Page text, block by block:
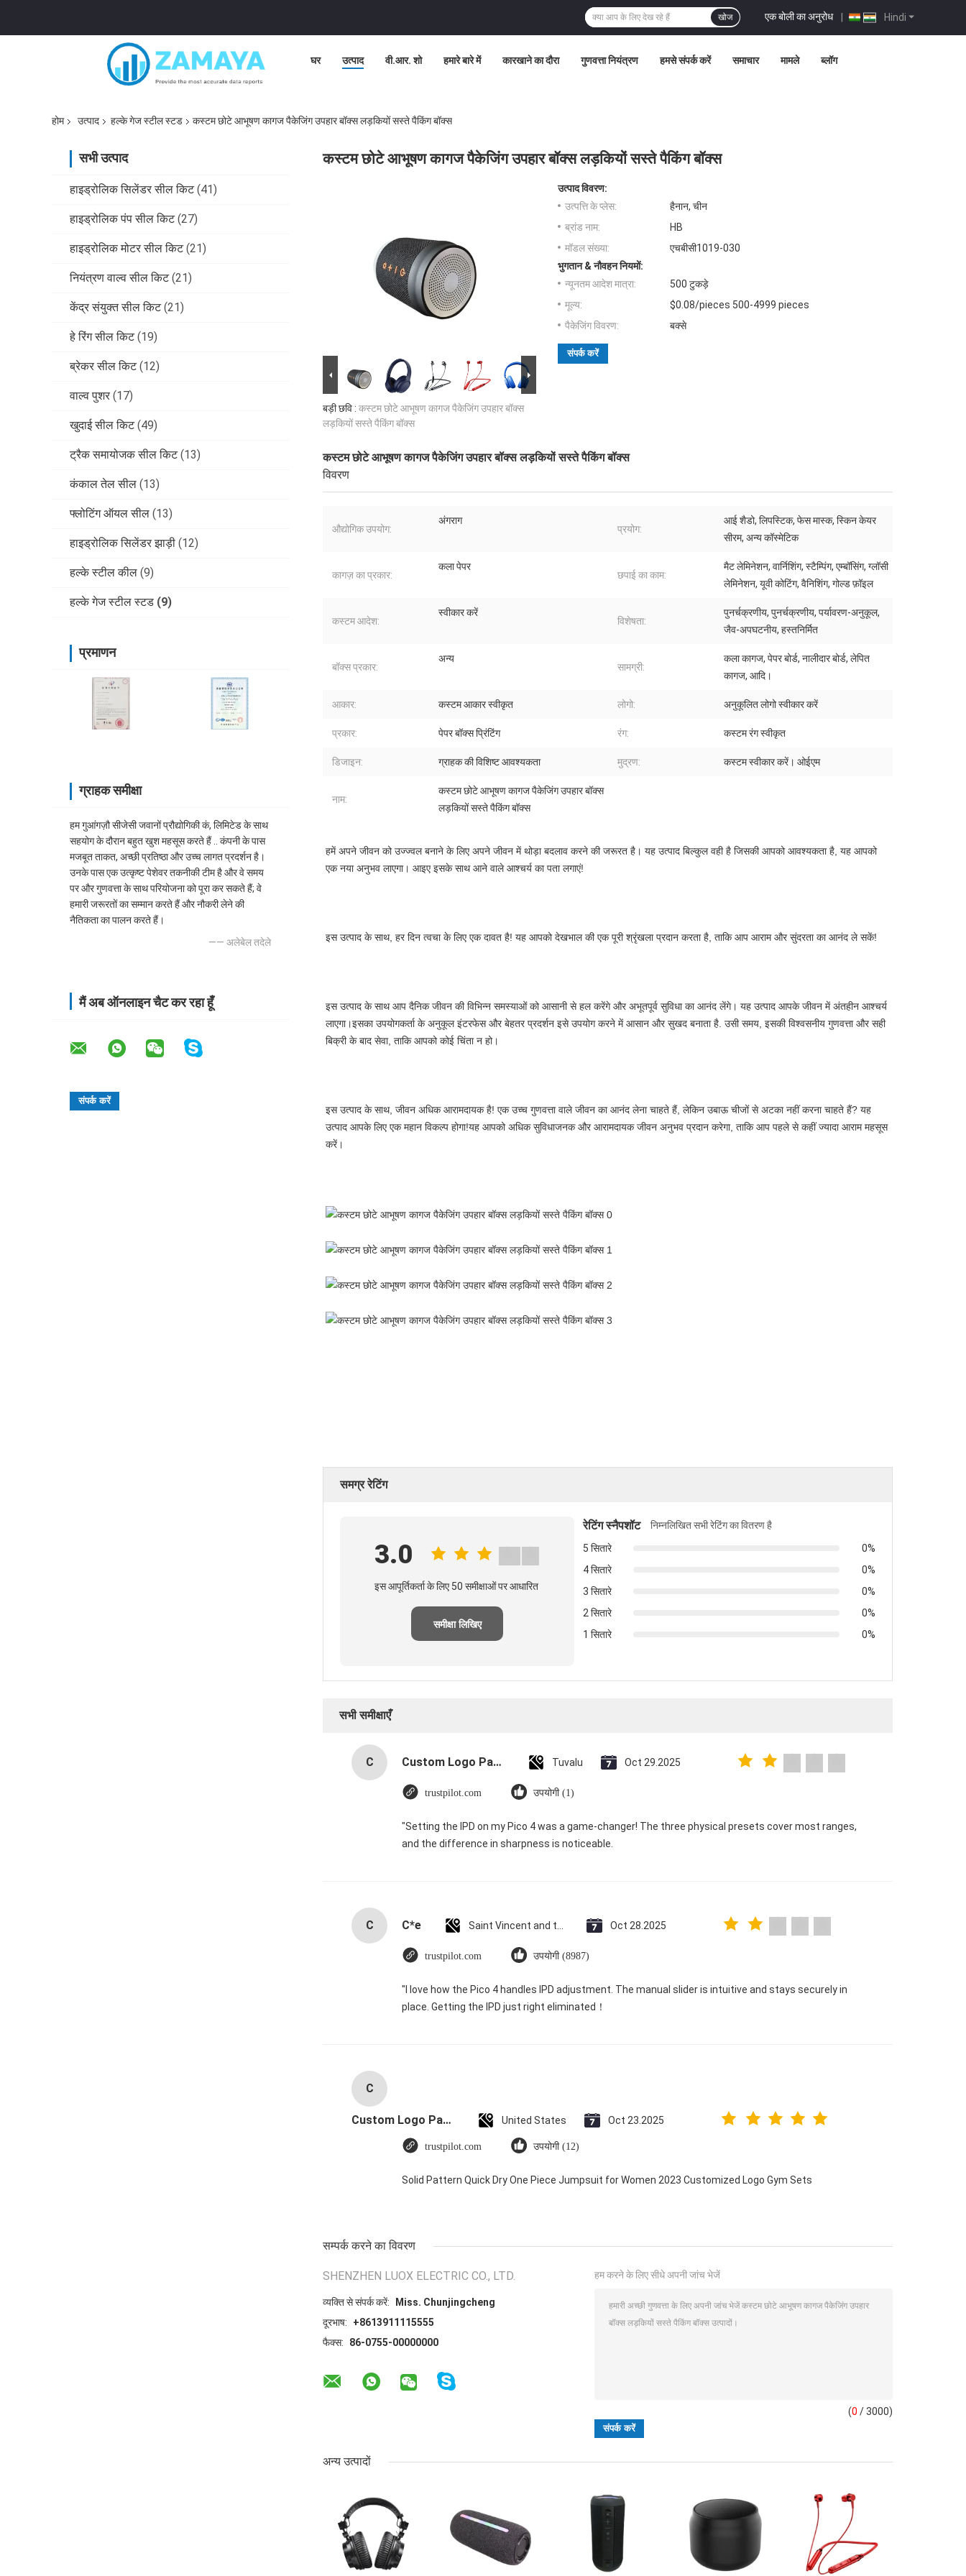
Hindi
एक बोली का अनुरोध |
खोज
घर उत्पाद वी.आर. शो हमारे बारे में कारखाने का दौरा गुणवत्ता नियंत्रण हमसे संपर्क करें समाचार मामले ब्लॉग
होम उत्पाद हल्के गेज स्टील स्टड कस्टम छोटे आभूषण कागज पैकेजिंग उपहार बॉक्स लड़कियों सस्ते पैकिंग बॉक्स
सभी उत्पाद
हाइड्रोलिक सिलेंडर सील किट (41)
हाइड्रोलिक पंप सील किट (27)
हाइड्रोलिक मोटर सील किट (21)
नियंत्रण वाल्व सील किट (21)
केंद्र संयुक्त सील किट (21)
हे रिंग सील किट (19)
ब्रेकर सील किट (12)
वाल्व पुशर (17)
खुदाई सील किट (49)
ट्रैक समायोजक सील किट (13)
कंकाल तेल सील (13)
फ्लोटिंग ऑयल सील (13)
हाइड्रोलिक सिलेंडर झाड़ी (12)
हल्के स्टील कील (9)
हल्के गेज स्टील स्टड (9)
प्रमाणन
ग्राहक समीक्षा
हम गुआंगज़ौ सीजेसी जवानों प्रौद्योगिकी कं, लिमिटेड के साथ
सहयोग के दौरान बहुत खुश महसूस करते हैं .. कंपनी के पास
मजबूत ताकत, अच्छी प्रतिष्ठा और उच्च लागत प्रदर्शन है।
उनके पास एक उत्कृष्ट पेशेवर तकनीकी टीम है और वे समय
पर और गुणवत्ता के साथ परियोजना को पूरा कर सकते हैं; वे
हमारी जरूरतों का सम्मान करते हैं और नौकरी लेने की
नैतिकता का पालन करते हैं।
—— अलेबेल तदेले
मैं अब ऑनलाइन चैट कर रहा हूँ
कस्टम छोटे आभूषण कागज पैकेजिंग उपहार बॉक्स लड़कियों सस्ते पैकिंग बॉक्स
बड़ी छवि : कस्टम छोटे आभूषण कागज पैकेजिंग उपहार बॉक्स
लड़कियों सस्ते पैकिंग बॉक्स
उत्पाद विवरण:
उत्पत्ति के प्लेस:
हैनान, चीन
ब्रांड नाम:
HB
मॉडल संख्या:
एचबीसी1019-030
भुगतान & नौवहन नियमों:
न्यूनतम आदेश मात्रा:
500 टुकड़े
मूल्य:
$0.08/pieces 500-4999 pieces
पैकेजिंग विवरण:
बक्से
संपर्क करें
कस्टम छोटे आभूषण कागज पैकेजिंग उपहार बॉक्स लड़कियों सस्ते पैकिंग बॉक्स
विवरण
औद्योगिक उपयोग:
अंगराग
प्रयोग:
आई शैडो, लिपस्टिक, फेस मास्क, स्किन केयर
सीरम, अन्य कॉस्मेटिक
कागज़ का प्रकार:
कला पेपर
छपाई का काम:
मैट लेमिनेशन, वार्निशिंग, स्टैम्पिंग, एम्बॉसिंग, ग्लॉसी
लेमिनेशन, यूवी कोटिंग, वैनिशिंग, गोल्ड फ़ॉइल
कस्टम आदेश:
स्वीकार करें
विशेषता:
पुनर्चक्रणीय, पुनर्चक्रणीय, पर्यावरण-अनुकूल,
जैव-अपघटनीय, हस्तनिर्मित
बॉक्स प्रकार:
अन्य
सामग्री:
कला कागज, पेपर बोर्ड, नालीदार बोर्ड, लेपित
कागज, आदि।
आकार: कस्टम आकार स्वीकृत लोगो: अनुकूलित लोगो स्वीकार करें
प्रकार: पेपर बॉक्स प्रिंटिंग रंग: कस्टम रंग स्वीकृत
डिजाइन: ग्राहक की विशिष्ट आवश्यकता मुद्रण: कस्टम स्वीकार करें। ओईएम
नाम:
कस्टम छोटे आभूषण कागज पैकेजिंग उपहार बॉक्स
लड़कियों सस्ते पैकिंग बॉक्स
हमें अपने जीवन को उज्ज्वल बनाने के लिए अपने जीवन में थोड़ा बदलाव करने की जरूरत है। यह उत्पाद बिल्कुल वही है जिसकी आपको आवश्यकता है, यह आपको
एक नया अनुभव लाएगा। आइए इसके साथ आने वाले आश्चर्य का पता लगाएं!
इस उत्पाद के साथ, हर दिन त्वचा के लिए एक दावत है! यह आपको देखभाल की एक पूरी श्रृंखला प्रदान करता है, ताकि आप आराम और सुंदरता का आनंद ले सकें!
इस उत्पाद के साथ आप दैनिक जीवन की विभिन्न समस्याओं को आसानी से हल करेंगे और अभूतपूर्व सुविधा का आनंद लेंगे। यह उत्पाद आपके जीवन में अंतहीन आश्चर्य
लाएगा।इसका उपयोगकर्ता के अनुकूल इंटरफेस और बेहतर प्रदर्शन इसे उपयोग करने में आसान और सुखद बनाता है. उसी समय, इसकी विश्वसनीय गुणवत्ता और सही
बिक्री के बाद सेवा, ताकि आपको कोई चिंता न हो।
इस उत्पाद के साथ, जीवन अधिक आरामदायक है! एक उच्च गुणवत्ता वाले जीवन का आनंद लेना चाहते हैं, लेकिन उबाऊ चीजों से अटका नहीं करना चाहते हैं? यह
उत्पाद आपके लिए एक महान विकल्प होगा!यह आपको अधिक सुविधाजनक और आरामदायक जीवन अनुभव प्रदान करेगा, ताकि आप पहले से कहीं ज्यादा आराम महसूस
करें।
समग्र रेटिंग
3.0
इस आपूर्तिकर्ता के लिए 50 समीक्षाओं पर आधारित
समीक्षा लिखिए
रेटिंग स्नैपशॉट
निम्नलिखित सभी रेटिंग का वितरण है
5 सितारे
0%
4 सितारे
0%
3 सितारे
0%
2 सितारे
0%
1 सितारे
0%
सभी समीक्षाएँ
C Custom Logo Paper Cardboard Packing Folding White / Black / Rose Gold Luxury Magnetic Gift Box with Ribbon Closure Tuvalu Oct 29.2025
trustpilot.com उपयोगी (1)
"Setting the IPD on my Pico 4 was a game-changer! The three physical presets cover most ranges,
and the difference in sharpness is noticeable.
C C*e Saint Vincent and the Grenadines Oct 28.2025
trustpilot.com उपयोगी (8987)
"I love how the Pico 4 handles IPD adjustment. The manual slider is intuitive and stays securely in
place. Getting the IPD just right eliminated！
C
Custom Logo Paper Cardboard Packing Folding White / Black / Rose Gold Luxury Magnetic Gift Box with Ribbon Closure United States Oct 23.2025
trustpilot.com उपयोगी (12)
Solid Pattern Quick Dry One Piece Jumpsuit for Women 2023 Customized Logo Gym Sets
सम्पर्क करने का विवरण
SHENZHEN LUOX ELECTRIC CO., LTD.
व्यक्ति से संपर्क करें:
Miss. Chunjingcheng
दूरभाष:
+8613911115555
फैक्स:
86-0755-00000000
हम करने के लिए सीधे अपनी जांच भेजें
(0 / 3000)
अन्य उत्पादों